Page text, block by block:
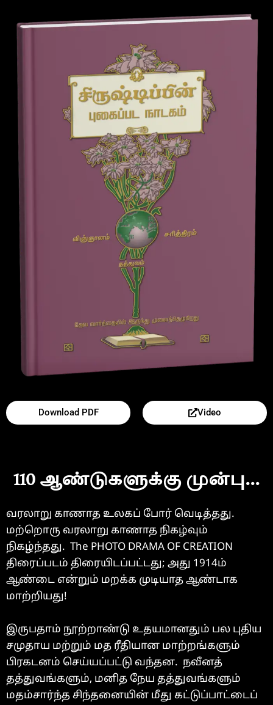
Download PDF Video
110 ஆண்டுகளுக்கு முன்பு...
வரலாறு காணாத உலகப் போர் வெடித்தது.
மற்றொரு வரலாறு காணாத நிகழ்வும்
நிகழ்ந்தது. The PHOTO DRAMA OF CREATION
திரைப்படம் திரையிடப்பட்டது; அது 1914ம்
ஆண்டை என்றும் மறக்க முடியாத ஆண்டாக
மாற்றியது!
இருபதாம் நூற்றாண்டு உதயமானதும் பல புதிய
சமுதாய மற்றும் மத ரீதியான மாற்றங்களும்
பிரகடனம் செய்யப்பட்டு வந்தன. நவீனத்
தத்துவங்களும், மனித நேய தத்துவங்களும்
மதம்சார்ந்த சிந்தனையின் மீது கட்டுப்பாட்டைப்